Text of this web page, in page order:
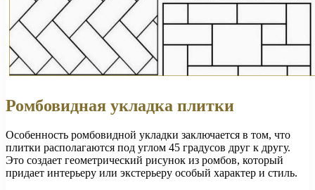
Ромбовидная укладка плитки
Особенность ромбовидной укладки заключается в том, что
плитки располагаются под углом 45 градусов друг к другу.
Это создает геометрический рисунок из ромбов, который
придает интерьеру или экстерьеру особый характер и стиль.